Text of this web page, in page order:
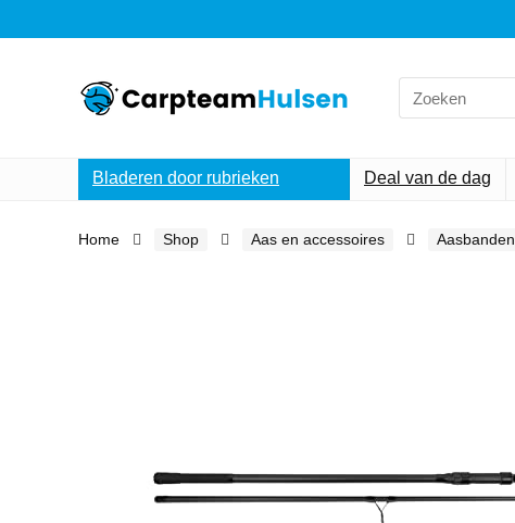
Search
for:
Bladeren door rubrieken Deal van de dag
Home Shop Aas en accessoires Aasbanden